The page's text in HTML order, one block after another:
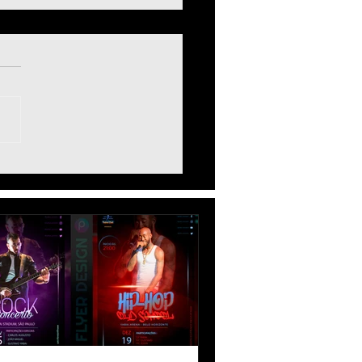
Poster Edit PicsArt
- Como Fazer Flyer
Futebol no celular -
Art